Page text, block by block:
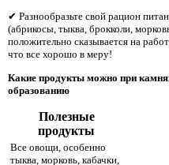
✔ Разнообразьте свой рацион
(абрикосы, тыква, брокколи,
положительно сказывается на
что все хорошо в меру!
Какие продукты можно при
образованию
Полезные
продукты
Все овощи, особенно
тыква, морковь, кабачки,